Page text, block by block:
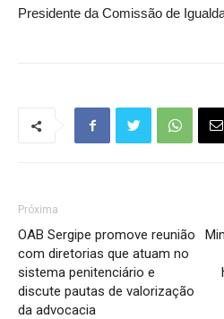
Presidente da Comissão de
Próxima
OAB Sergipe promove reunião
com diretorias que atuam no
sistema penitenciário e
discute pautas de valorização
da advocacia